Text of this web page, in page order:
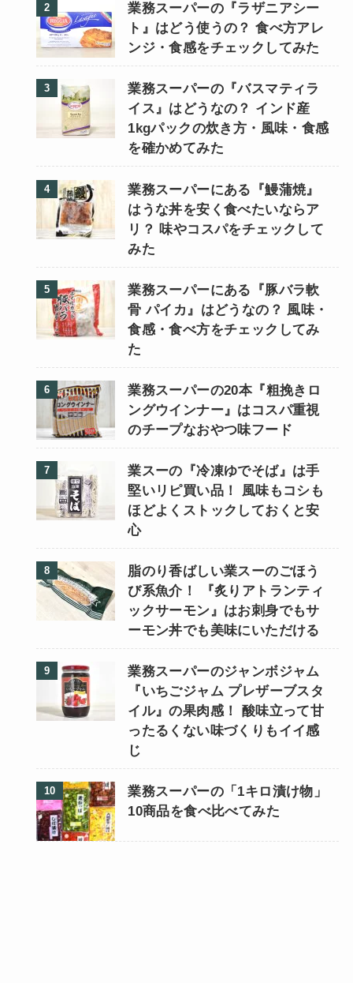
業務スーパーの『ラザニアシー
ト』はどう使うの？ 食べ方アレ
ンジ・食感をチェックしてみた
業務スーパーの『バスマティラ
イス』はどうなの？ インド産
1kgパックの炊き方・風味・食感
を確かめてみた
業務スーパーにある『鰻蒲焼』
はうな丼を安く食べたいならア
リ？ 味やコスパをチェックして
みた
業務スーパーにある『豚バラ軟
骨 パイカ』はどうなの？ 風味・
食感・食べ方をチェックしてみ
た
業務スーパーの20本『粗挽きロ
ングウインナー』はコスパ重視
のチープなおやつ味フード
業スーの『冷凍ゆでそば』は手
堅いリピ買い品！ 風味もコシも
ほどよくストックしておくと安
心
脂のり香ばしい業スーのごほう
び系魚介！ 『炙りアトランティ
ックサーモン』はお刺身でもサ
ーモン丼でも美味にいただける
業務スーパーのジャンボジャム
『いちごジャム プレザーブスタ
イル』の果肉感！ 酸味立って甘
ったるくない味づくりもイイ感
じ
業務スーパーの「1キロ漬け物」
10商品を食べ比べてみた